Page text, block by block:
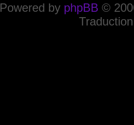
Powered by phpBB ©